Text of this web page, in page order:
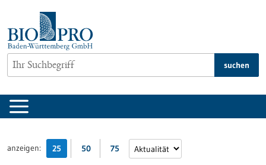
springen
suchen
anzeigen: 25 50 75